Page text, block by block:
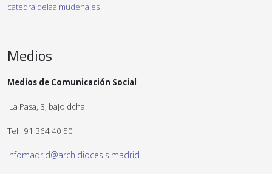
catedraldelaalmudena.es
Medios
Medios de Comunicación Social
La Pasa, 3, bajo dcha.
Tel.: 91 364 40 50
infomadrid@archidiocesis.madrid